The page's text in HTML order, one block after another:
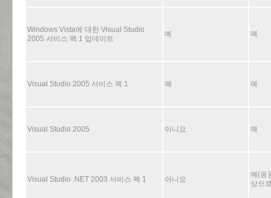
Windows Vista에 대한 Visual Studio
2005 서비스 팩 1 업데이트
예 예
Visual Studio 2005 서비스 팩 1 예 예
Visual Studio 2005 아니요 예
Visual Studio .NET 2003 서비스 팩 1 아니요
예(응
상으